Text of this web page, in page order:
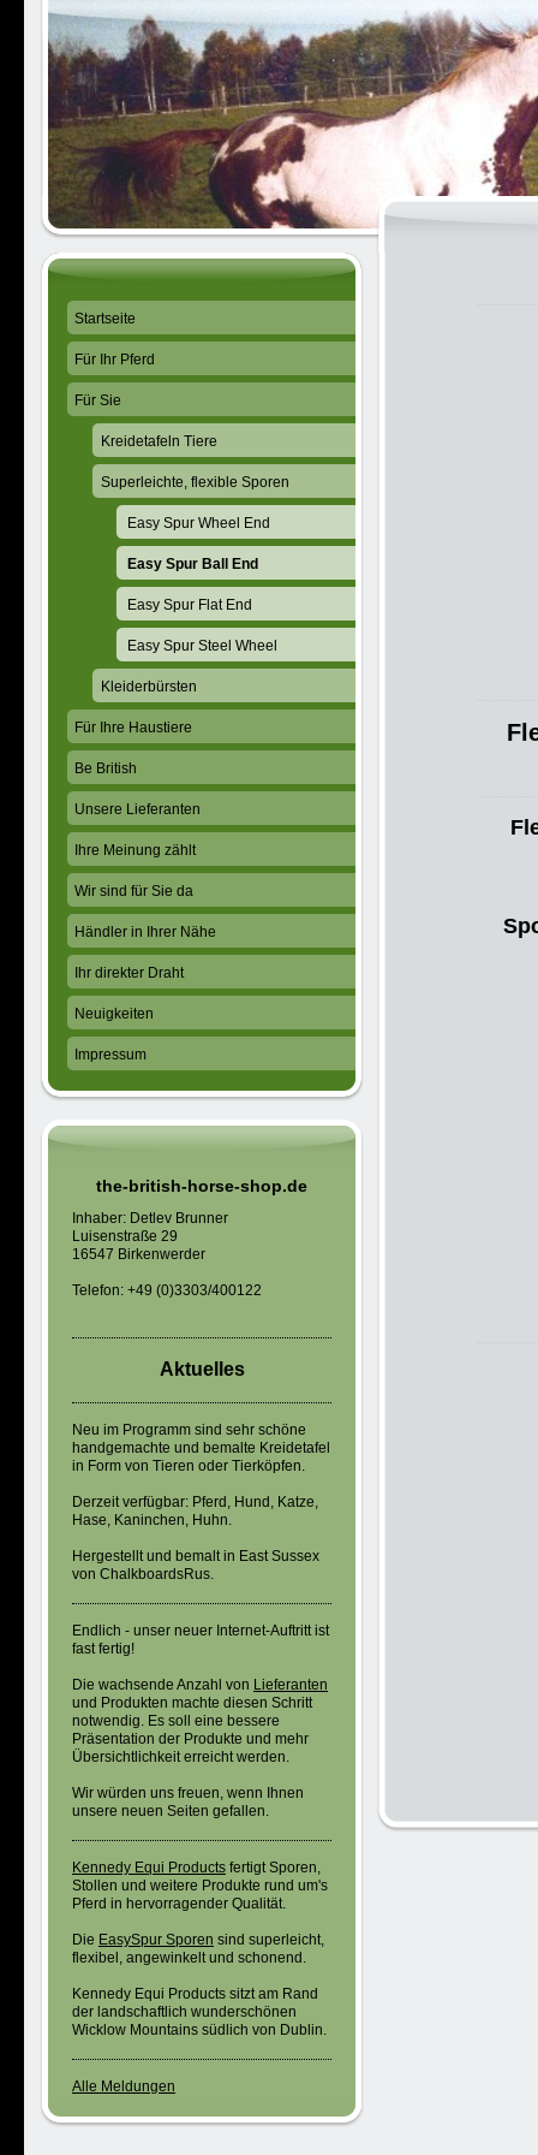
Startseite
Für Ihr Pferd
Für Sie
Kreidetafeln Tiere
Superleichte, flexible Sporen
Easy Spur Wheel End
Easy Spur Ball End
Easy Spur Flat End
Easy Spur Steel Wheel
Kleiderbürsten
Für Ihre Haustiere
Be British
Unsere Lieferanten
Ihre Meinung zählt
Wir sind für Sie da
Händler in Ihrer Nähe
Ihr direkter Draht
Neuigkeiten
Impressum
the-british-horse-shop.de
Inhaber: Detlev Brunner
Luisenstraße 29
16547 Birkenwerder
Telefon: +49 (0)3303/400122
Aktuelles
Neu im Programm sind sehr schöne
handgemachte und bemalte Kreidetafel
in Form von Tieren oder Tierköpfen.
Derzeit verfügbar: Pferd, Hund, Katze,
Hase, Kaninchen, Huhn.
Hergestellt und bemalt in East Sussex
von ChalkboardsRus.
Endlich - unser neuer Internet-Auftritt ist
fast fertig!
Die wachsende Anzahl von Lieferanten
und Produkten machte diesen Schritt
notwendig. Es soll eine bessere
Präsentation der Produkte und mehr
Übersichtlichkeit erreicht werden.
Wir würden uns freuen, wenn Ihnen
unsere neuen Seiten gefallen.
Kennedy Equi Products fertigt Sporen,
Stollen und weitere Produkte rund um's
Pferd in hervorragender Qualität.
Die EasySpur Sporen sind superleicht,
flexibel, angewinkelt und schonend .
Kennedy Equi Products sitzt am Rand
der landschaftlich wunderschönen
Wicklow Mountains südlich von Dublin.
Alle Meldungen